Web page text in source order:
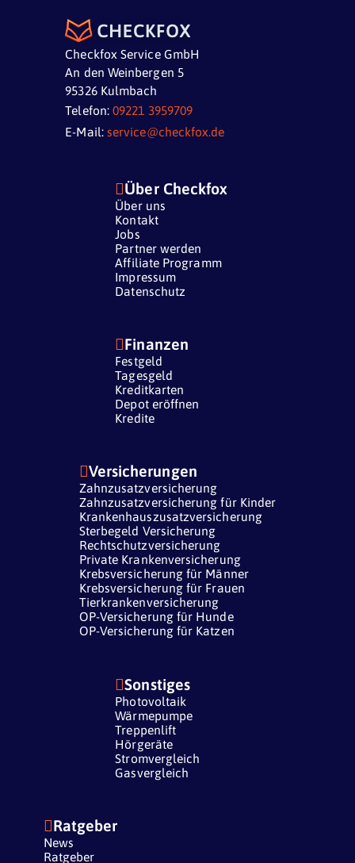
Checkfox Service GmbH
An den Weinbergen 5
95326 Kulmbach
Telefon:09221 3959709
E-Mail: service@checkfox.de
Über Checkfox
Über uns
Kontakt
Jobs
Partner werden
Affiliate Programm
Impressum
Datenschutz
Versicherungen
Zahnzusatzversicherung
Zahnzusatzversicherung für Kinder
Krankenhauszusatzversicherung
Sterbegeld Versicherung
Rechtschutzversicherung
Private Krankenversicherung
Krebsversicherung für Männer
Krebsversicherung für Frauen
Tierkrankenversicherung
OP-Versicherung für Hunde
OP-Versicherung für Katzen
Finanzen
Festgeld
Tagesgeld
Kreditkarten
Depot eröffnen
Kredite
Sonstiges
Photovoltaik
Wärmepumpe
Treppenlift
Hörgeräte
Stromvergleich
Gasvergleich
Ratgeber
News
Ratgeber